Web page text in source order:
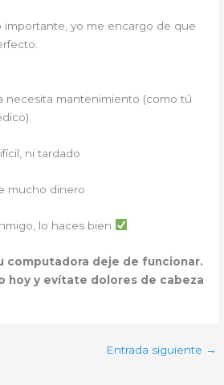
importante, yo me encargo de que
necesita mantenimiento (como tú
ni tardado
mucho dinero
lo haces bien
computadora deje de funcionar.
hoy y evítate dolores de cabeza
Entrada siguiente →